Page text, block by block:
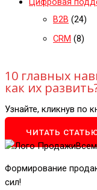
B2B (24)
CRM (8)
10 главных
как их
Узнайте, кликнув по
ЧИТАТЬ
Формирование
сил!